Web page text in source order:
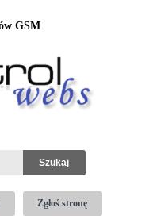
GSM
Zgłoś stronę